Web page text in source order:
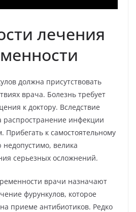
лечения
должна присутствовать
врача. Болезнь требует
к доктору. Вследствие
распространение инфекции
к самостоятельному
велика
серьезных осложнений.
врачи назначают
фурункулов, которое
приеме антибиотиков. Редко